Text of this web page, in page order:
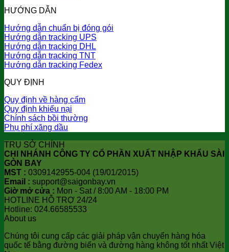
HƯỚNG DẪN
Hướng dẫn chuẩn bị đóng gói
Hướng dẫn tracking UPS
Hướng dẫn tracking DHL
Hướng dẫn tracking TNT
Hướng dẫn tracking Fedex
QUY ĐỊNH
Quy định về hàng cấm
Quy định khiếu nại
Chính sách bồi thường
Phụ phí xăng dầu
TRỤ SỞ CHÍNH
CHI NHÁNH CÔNG TY CỔ PHẦN XUẤT NHẬP KHẨU SÀI
GÒN BAY
MST : 0309142955-004 (19/01/2015)
Email : support@saigonbay.vn
Giờ mở cửa : Mon - Sat / 8:00 AM - 18:00 PM
HOTLINE HỖ TRỢ 24/24
Hotline: 024.66585533
About us
Chúng tôi cung cấp các giải pháp vận chuyển hàng hóa
quốc tế bằng đường biển và đường hàng không tốt nhất Việt